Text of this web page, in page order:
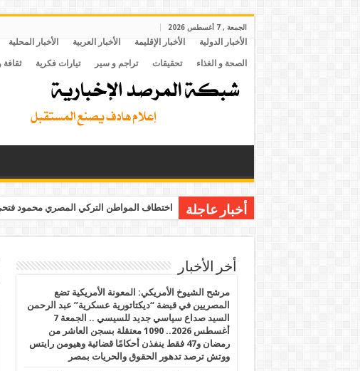
الجمعة , 7 أغسطس 2026
الأخبار الدولية الأخبار الإقليمة الأخبار العربية الأخبار المحلية
الصحة و الغذاء تحقيقات تراجم و سير تيارات فكرية
أخبار عاجلة اختطاف المواطن التركي المصري محمود
أخر الأخبار
مرشح الشيوخ الأمريكي: المعونة الأمريكية تضع
المصريين في قبضة “ديكتاتورية عسكرية” عبد الرحمن
السيد صداع سياسي جديد للسيسي .. الجمعة 7
أغسطس 2026.. 1090 معتقلة بسجن العاشر من
رمضان و47 فقط ينفذن أحكامًا قضائية وهيومن رايتس
ووتش ترصد تدهور الحقوق والحريات بمصر